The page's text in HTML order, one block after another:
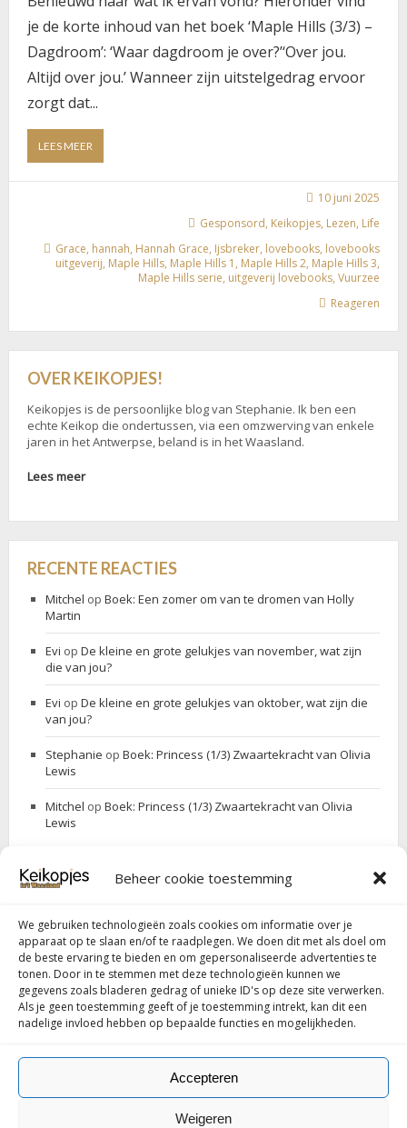
Beheer cookie toestemming
We gebruiken technologieën zoals cookies om informatie over je
apparaat op te slaan en/of te raadplegen. We doen dit met als doel om
de beste ervaring te bieden en om gepersonaliseerde advertenties te
tonen. Door in te stemmen met deze technologieën kunnen we
gegevens zoals bladeren gedrag of unieke ID's op deze site verwerken.
Als je geen toestemming geeft of je toestemming intrekt, kan dit een
nadelige invloed hebben op bepaalde functies en mogelijkheden.
Accepteren
Weigeren
je de korte inhoud van het boek ‘Maple Hills (3/3) –
Dagdroom’: ‘Waar dagdroom je over?’‘Over jou.
Altijd over jou.’ Wanneer zijn uitstelgedrag ervoor
zorgt dat...
LEES MEERABOUT
BOEK:
MAPLE
DAGDROOM
VAN
10 juni 2025
Gesponsord, Keikopjes, Lezen, Life
Grace, hannah, Hannah Grace, Ijsbreker, lovebooks, lovebooks
uitgeverij, Maple Hills, Maple Hills 1 , Maple Hills 2, Maple Hills 3,
Maple Hills serie, uitgeverij lovebooks,Vuurzee
Reageren
OVER KEIKOPJES!
Keikopjes is de persoonlijke blog van Stephanie. Ik ben een
echte Keikop die ondertussen, via een omzwerving van enkele
jaren in het Antwerpse, beland is in het Waasland.
Lees meer
RECENTE REACTIES
Mitchel op Boek: Een zomer om van te dromen van Holly
Martin
Evi op De kleine en grote gelukjes van november, wat zijn
die van jou?
Evi op De kleine en grote gelukjes van oktober, wat zijn die
van jou?
Stephanie op Boek: Princess (1/3) Zwaartekracht van Olivia
Lewis
Mitchel op Boek: Princess (1/3) Zwaartekracht van Olivia
Lewis
Search
for:
Search
Follow my blog with Bloglovin